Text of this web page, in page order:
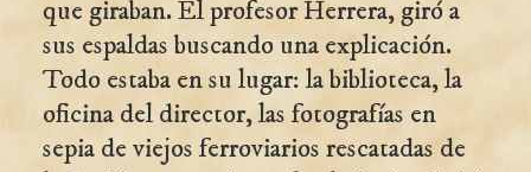
que giraban. El profesor Herrera, giró a
sus espaldas buscando una explicación.
Todo estaba en su lugar: la biblioteca, la
oficina del director, las fotografías en
sepia de viejos ferroviarios rescatadas de